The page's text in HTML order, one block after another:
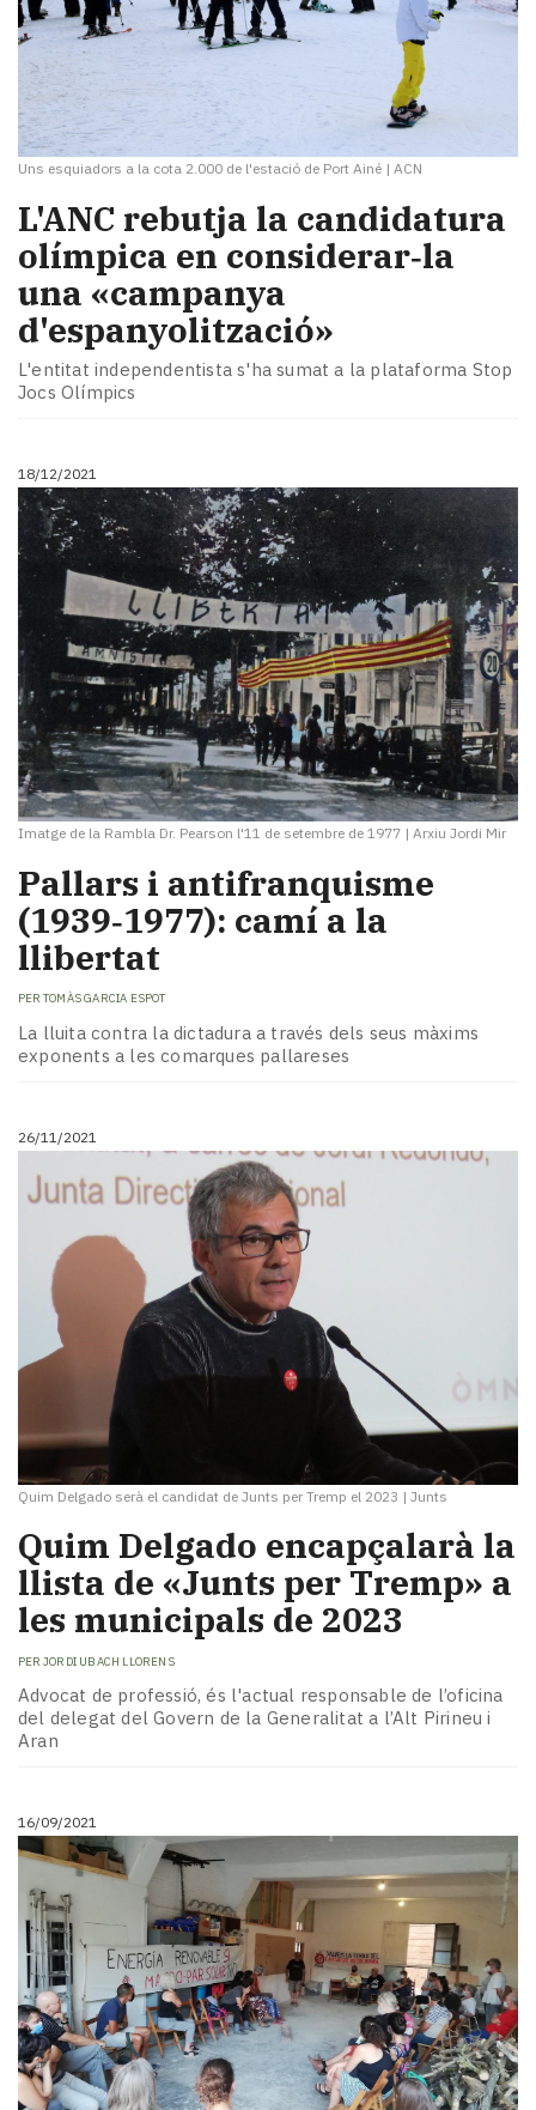
Uns esquiadors a la cota 2.000 de l'estació de Port Ainé | ACN
L'ANC rebutja la candidatura
olímpica en considerar‑la
una «campanya
d'espanyolització»
L'entitat independentista s'ha sumat a la plataforma Stop
Jocs Olímpics
18/12/2021
Imatge de la Rambla Dr. Pearson l'11 de setembre de 1977 | Arxiu Jordi Mir
Pallars i antifranquisme
(1939‑1977): camí a la
llibertat
PER TOMÀS GARCIA ESPOT
La lluita contra la dictadura a través dels seus màxims
exponents a les comarques pallareses
26/11/2021
Quim Delgado serà el candidat de Junts per Tremp el 2023 | Junts
Quim Delgado encapçalarà la
llista de «Junts per Tremp» a
les municipals de 2023
PER JORDI UBACH LLORENS
Advocat de professió, és l'actual responsable de l’oficina
del delegat del Govern de la Generalitat a l’Alt Pirineu i
Aran
16/09/2021